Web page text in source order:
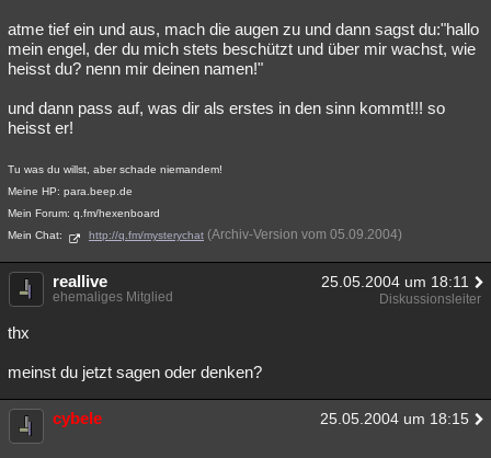
atme tief ein und aus, mach die augen zu und dann sagst du:"hallo
mein engel, der du mich stets beschützt und über mir wachst, wie
heisst du? nenn mir deinen namen!"
und dann pass auf, was dir als erstes in den sinn kommt!!! so
heisst er!
Tu was du willst, aber schade niemandem!
Meine HP: para.beep.de
Mein Forum: q.fm/hexenboard
Mein Chat:
http://q.fm/mysterychat (Archiv-Version vom 05.09.2004)
reallive 25.05.2004 um 18:11
ehemaliges Mitglied Diskussionsleiter
thx
meinst du jetzt sagen oder denken?
cybele 25.05.2004 um 18:15